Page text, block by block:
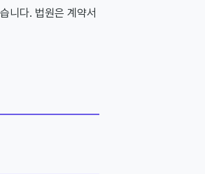
니다. 법원은 계약서